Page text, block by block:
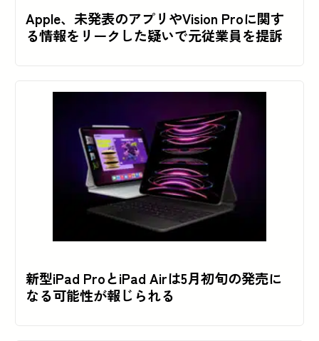
Apple、未発表のアプリやVision Proに関す
る情報をリークした疑いで元従業員を提訴
新型iPad ProとiPad Airは5月初旬の発売に
なる可能性が報じられる